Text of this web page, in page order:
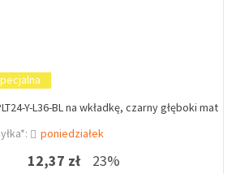
Y-L36-BL na wkładkę, czarny głęboki mat
poniedziałek
12,37 zł 23%